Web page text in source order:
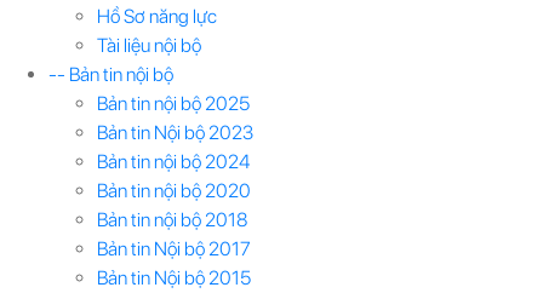
Hồ Sơ năng lực
Tài liệu nội bộ
-- Bản tin nội bộ
Bản tin nội bộ 2025
Bản tin Nội bộ 2023
Bản tin nội bộ 2024
Bản tin nội bộ 2020
Bản tin nội bộ 2018
Bản tin Nội bộ 2017
Bản tin Nội bộ 2015